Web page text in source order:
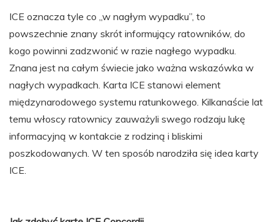
ICE oznacza tyle co „w nagłym wypadku”, to
powszechnie znany skrót informujący ratowników, do
kogo powinni zadzwonić w razie nagłego wypadku.
Znana jest na całym świecie jako ważna wskazówka w
nagłych wypadkach. Karta ICE stanowi element
międzynarodowego systemu ratunkowego. Kilkanaście lat
temu włoscy ratownicy zauważyli swego rodzaju lukę
informacyjną w kontakcie z rodziną i bliskimi
poszkodowanych. W ten sposób narodziła się idea karty
ICE.